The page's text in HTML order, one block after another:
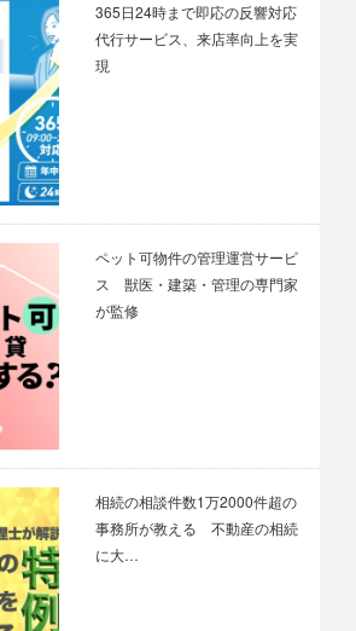
365日24時まで即応の反響対応
代行サービス、来店率向上を実
現
ペット可物件の管理運営サービ
ス 獣医・建築・管理の専門家
が監修
相続の相談件数1万2000件超の
事務所が教える 不動産の相続
に大…